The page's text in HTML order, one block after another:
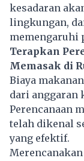
kesadaran
lingkungan,
memengaruhi
Terapkan
Memasak di
Biaya
dari anggaran
Perencanaan
telah dikenal
yang efektif.